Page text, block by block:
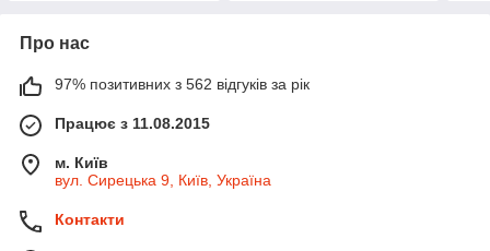
Про нас
97% позитивних з 562 відгуків за рік
Працює з 11.08.2015
м. Київ
вул. Сирецька 9, Київ, Україна
Контакти